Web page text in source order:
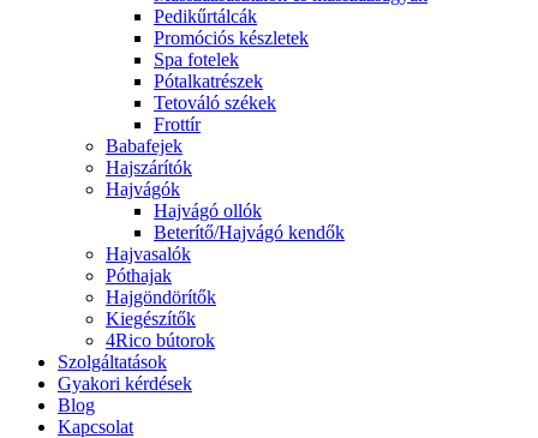
Pedikűrtálcák
Promóciós készletek
Spa fotelek
Pótalkatrészek
Tetováló székek
Frottír
Babafejek
Hajszárítók
Hajvágók
Hajvágó ollók
Beterítő/Hajvágó kendők
Hajvasalók
Póthajak
Hajgöndörítők
Kiegészítők
4Rico bútorok
Szolgáltatások
Gyakori kérdések
Blog
Kapcsolat